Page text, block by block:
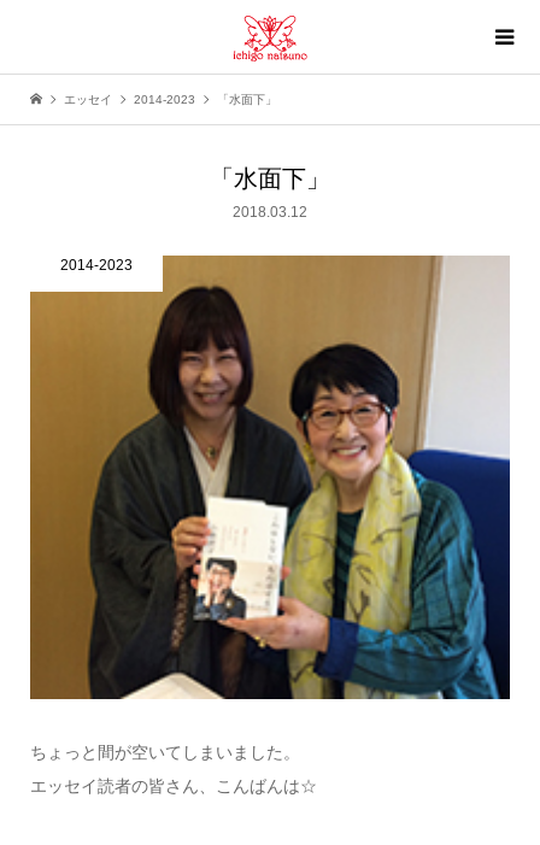
エッセイ 2014-2023 「水面下」
「水面下」
2018.03.12
2014-2023
ちょっと間が空いてしまいました。
エッセイ読者の皆さん、こんばんは☆